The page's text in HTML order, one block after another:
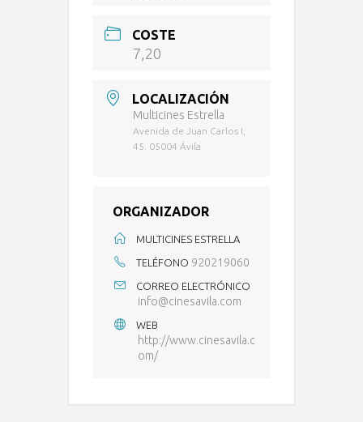
COSTE
7,20
LOCALIZACIÓN
Multicines Estrella
Avenida de Juan Carlos I,
45. 05004 Ávila
ORGANIZADOR
MULTICINES ESTRELLA
TELÉFONO 920219060
CORREO ELECTRÓNICO
info@cinesavila.com
WEB
http://www.cinesavila.c
om/